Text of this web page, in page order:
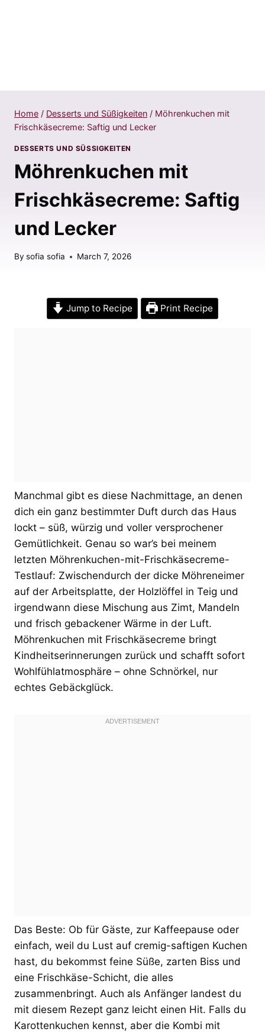
Home / Desserts und Süßigkeiten / Möhrenkuchen mit
Frischkäsecreme: Saftig und Lecker
DESSERTS UND SÜSSIGKEITEN
Möhrenkuchen mit
Frischkäsecreme: Saftig
und Lecker
By sofia sofia March 7, 2026
Jump to Recipe Print Recipe
Manchmal gibt es diese Nachmittage, an denen
dich ein ganz bestimmter Duft durch das Haus
lockt – süß, würzig und voller versprochener
Gemütlichkeit. Genau so war’s bei meinem
letzten Möhrenkuchen-mit-Frischkäsecreme-
Testlauf: Zwischendurch der dicke Möhreneimer
auf der Arbeitsplatte, der Holzlöffel in Teig und
irgendwann diese Mischung aus Zimt, Mandeln
und frisch gebackener Wärme in der Luft.
Möhrenkuchen mit Frischkäsecreme bringt
Kindheitserinnerungen zurück und schafft sofort
Wohlfühlatmosphäre – ohne Schnörkel, nur
echtes Gebäckglück.
Das Beste: Ob für Gäste, zur Kaffeepause oder
einfach, weil du Lust auf cremig-saftigen Kuchen
hast, du bekommst feine Süße, zarten Biss und
eine Frischkäse-Schicht, die alles
zusammenbringt. Auch als Anfänger landest du
mit diesem Rezept ganz leicht einen Hit. Falls du
Karottenkuchen kennst, aber die Kombi mit